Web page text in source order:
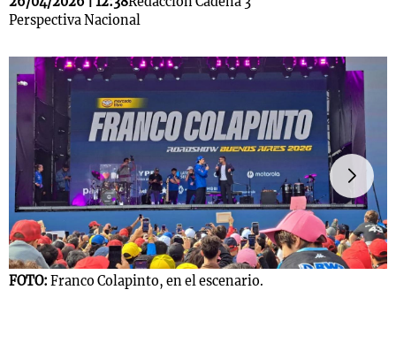
Perspectiva Nacional
FOTO: Franco Colapinto, en el escenario.
Notas
Mundial 2026
Notas
La Sole en
Cadena 3